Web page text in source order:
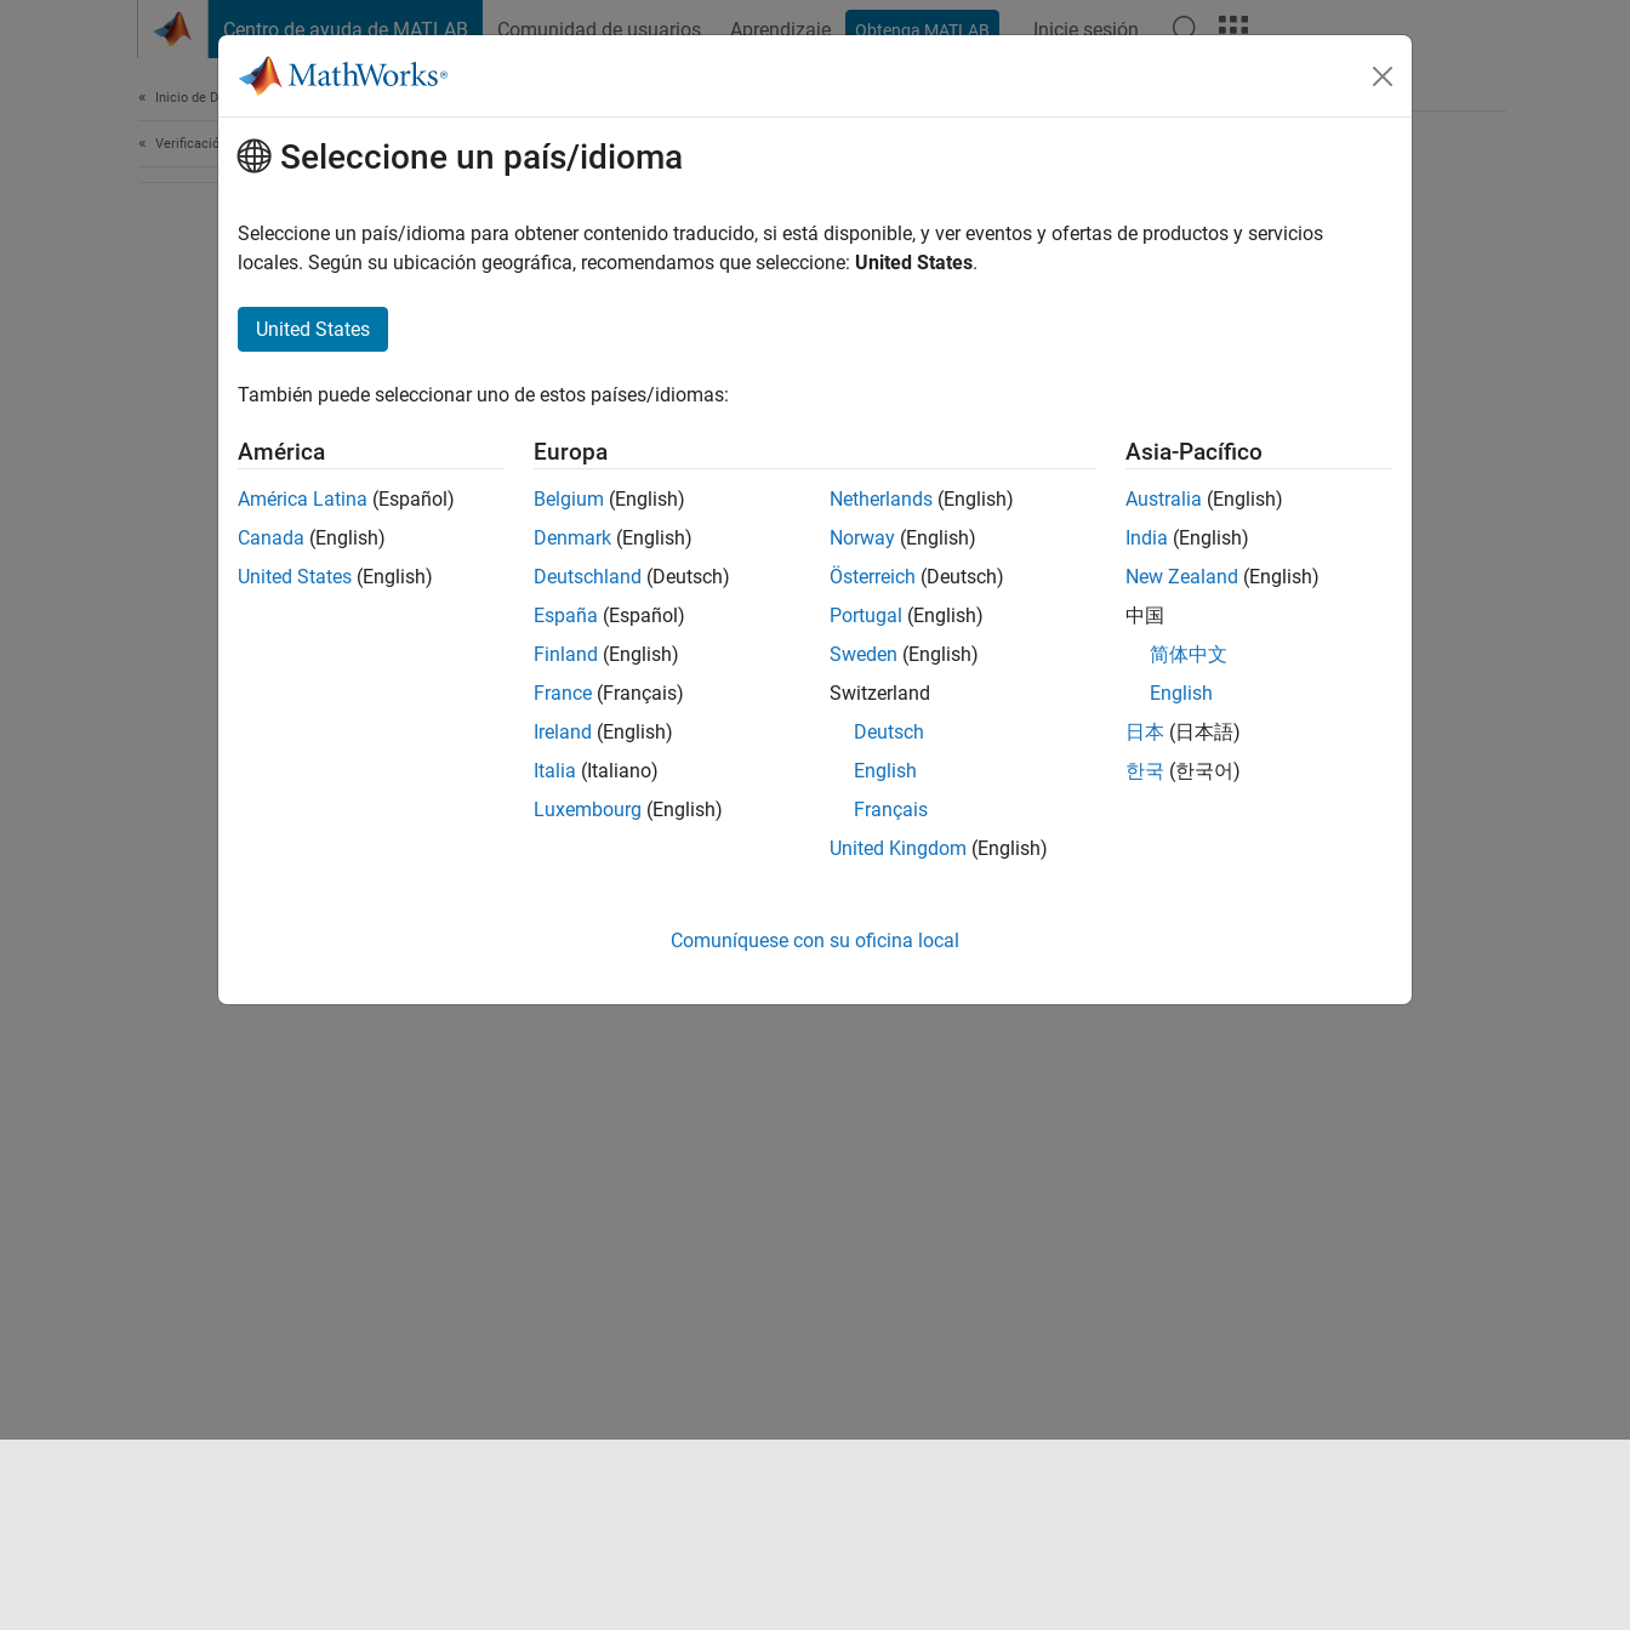
Centro de ayuda de MATLAB Comunidad de usuarios Aprendizaje Obtenga MATLAB Inicie sesión
Inicio de Documentación
Verificación, validación y pruebas
¿Qué tan útil fue esta traducción?
Seleccione un país/idioma
Seleccione un país/idioma para obtener contenido traducido, si está disponible, y ver eventos y ofertas de productos y servicios
locales. Según su ubicación geográfica, recomendamos que seleccione: United States.
United States
También puede seleccionar uno de estos países/idiomas:
América
América Latina (Español)
Canada (English)
United States (English)
Europa
Belgium (English)
Denmark (English)
Deutschland (Deutsch)
España (Español)
Finland (English)
France (Français)
Ireland (English)
Italia (Italiano)
Luxembourg (English)
Netherlands (English)
Norway (English)
Österreich (Deutsch)
Portugal (English)
Sweden (English)
Switzerland
Deutsch
English
Français
United Kingdom (English)
Asia-Pacífico
Australia (English)
India (English)
New Zealand (English)
中国
简体中文
English
日本 (日本語)
한국 (한국어)
Comuníquese con su oficina local